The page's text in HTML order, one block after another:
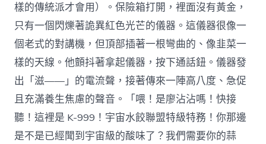
樣的傳統派才會用）。保險箱打開，裡面沒有黃金，
只有一個閃爍著詭異紅色光芒的儀器。這儀器很像一
個老式的對講機，但頂部插著一根彎曲的、像韭菜一
樣的天線。他顫抖著拿起儀器，按下通話鈕。儀器發
出「滋——」的電流聲，接著傳來一陣高八度、急促
且充滿養生焦慮的聲音。「喂！是廖沾沾嗎！快接
聽！這裡是 K-999！宇宙水餃聯盟特級特務！你那邊
是不是已經聞到宇宙級的酸味了？我們需要你的蒜